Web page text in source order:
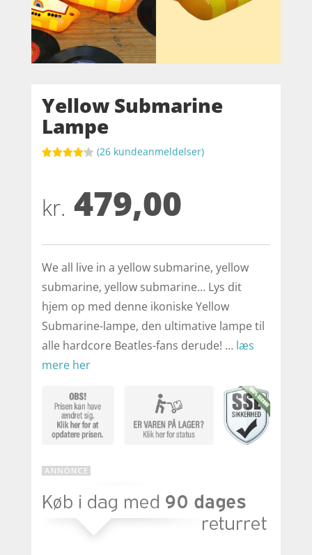
Yellow Submarine
Lampe
på
kundebedø
(26 kundeanmeldelser)
kr. 479,00
We all live in a yellow submarine, yellow
submarine, yellow submarine… Lys dit
hjem op med denne ikoniske Yellow
Submarine-lampe, den ultimative lampe til
alle hardcore Beatles-fans derude! … læs
mere her